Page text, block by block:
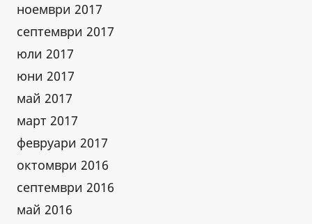
ноември 2017
септември 2017
юли 2017
юни 2017
май 2017
март 2017
февруари 2017
октомври 2016
септември 2016
май 2016